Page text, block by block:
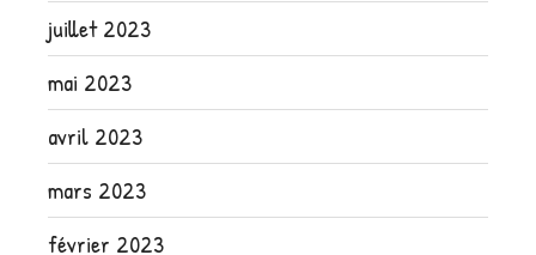
juillet 2023
mai 2023
avril 2023
mars 2023
février 2023